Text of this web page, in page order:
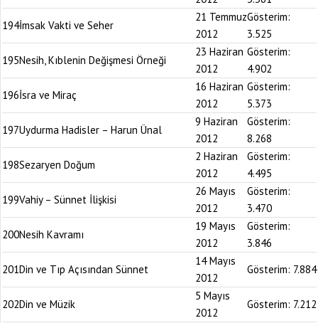
194İmsak Vakti ve Seher
21 Temmuz
2012
Gösterim:
3.525
195Nesih, Kıblenin Değişmesi Örneği
23 Haziran
2012
Gösterim:
4.902
196İsra ve Miraç
16 Haziran
2012
Gösterim:
5.373
197Uydurma Hadisler – Harun Ünal
9 Haziran
2012
Gösterim:
8.268
198Sezaryen Doğum
2 Haziran
2012
Gösterim:
4.495
199Vahiy – Sünnet İlişkisi
26 Mayıs
2012
Gösterim:
3.470
200Nesih Kavramı
19 Mayıs
2012
Gösterim:
3.846
201Din ve Tıp Açısından Sünnet
14 Mayıs
2012
Gösterim: 7.884
202Din ve Müzik
5 Mayıs
2012
Gösterim: 7.212